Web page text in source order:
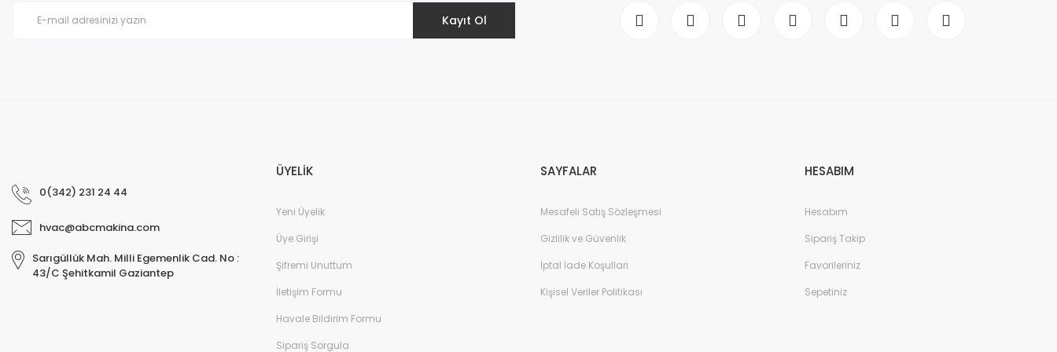
Kayıt Ol
0(342) 231 24 44
hvac@abcmakina.com
Sarıgüllük Mah. Milli Egemenlik Cad. No :
43/C Şehitkamil Gaziantep
ÜYELİK
Yeni Üyelik
Üye Girişi
Şifremi Unuttum
İletişim Formu
Havale Bildirim Formu
Sipariş Sorgula
SAYFALAR
Mesafeli Satış Sözleşmesi
Gizlilik ve Güvenlik
İptal İade Koşullari
Kişisel Veriler Politikası
HESABIM
Hesabım
Sipariş Takip
Favorileriniz
Sepetiniz